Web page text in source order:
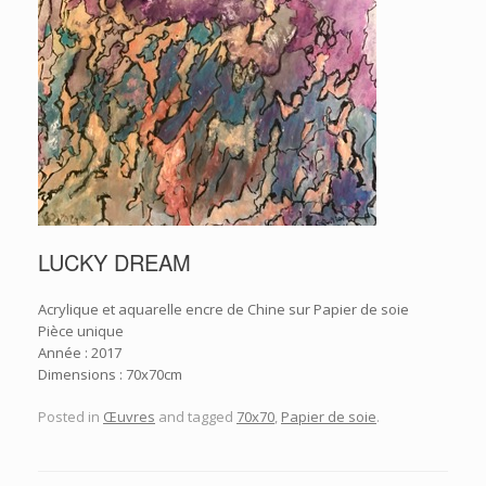
LUCKY DREAM
Acrylique et aquarelle encre de Chine sur Papier de soie
Pièce unique
Année : 2017
Dimensions : 70x70cm
Posted in Œuvres and tagged 70x70 Papier de soie.